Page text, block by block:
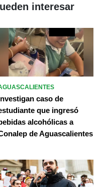
interesar
caso de
que ingresó
alcohólicas a
de Aguascalientes